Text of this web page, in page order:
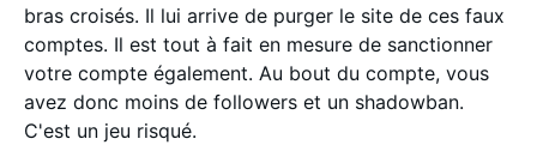
bras croisés. Il lui arrive de purger le site de ces faux
comptes. Il est tout à fait en mesure de sanctionner
votre compte également. Au bout du compte, vous
avez donc moins de followers et un shadowban.
C'est un jeu risqué.